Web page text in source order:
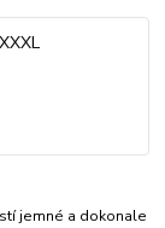
jemné a dokonale